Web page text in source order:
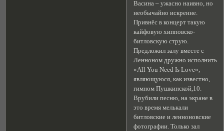
Васина – ужасно наивно, но
необычайно искренне.
Привнёс в концерт такую
кайфовую хипповско-
битловскую струю.
Предложил залу вместе с
Ленноном дружно исполнить
«All You Need Is Love»,
являющуюся, как известно,
гимном Пушкинской,10.
Врубили песню, на экране в
это время мелькали
битловские и ленноновские
фотографии. Только зал